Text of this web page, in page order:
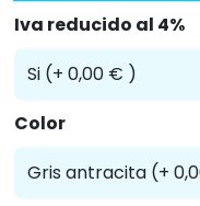
Iva reducido al 4%
Color